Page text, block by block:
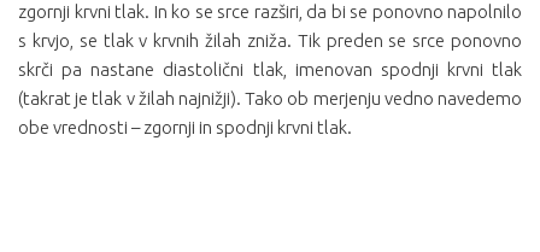
zgornji krvni tlak. In ko se srce razširi, da bi se ponovno napolnilo
s krvjo, se tlak v krvnih žilah zniža. Tik preden se srce ponovno
skrči pa nastane diastolični tlak, imenovan spodnji krvni tlak
(takrat je tlak v žilah najnižji). Tako ob merjenju vedno navedemo
obe vrednosti – zgornji in spodnji krvni tlak.